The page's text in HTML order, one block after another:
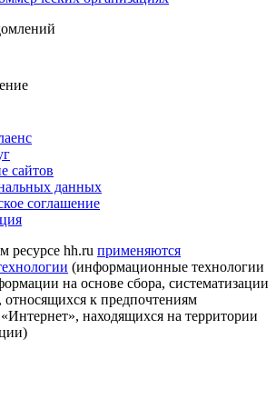
сайтов
данных
соглашение
ресурсе hh.ru применяются
(информационные технологии
на основе сбора, систематизации
относящихся к предпочтениям
«Интернет», находящихся на территории